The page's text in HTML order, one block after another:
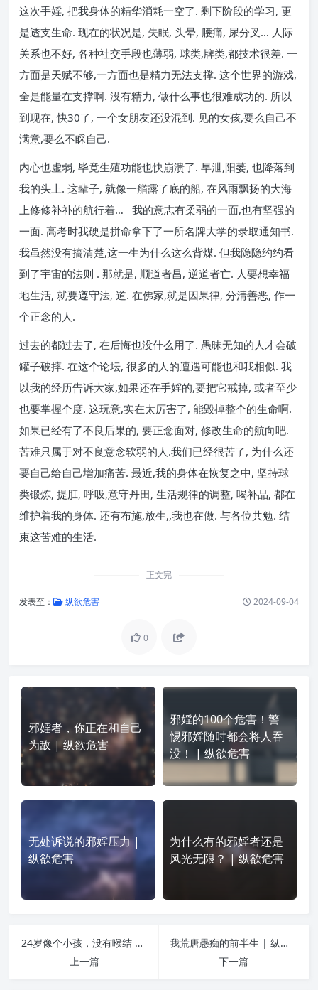
这次手婬, 把我身体的精华消耗一空了. 剩下阶段的学习, 更
是透支生命. 现在的状况是, 失眠, 头晕, 腰痛, 尿分叉… 人际
关系也不好, 各种社交手段也薄弱, 球类,牌类,都技术很差. 一
方面是天赋不够,一方面也是精力无法支撑. 这个世界的游戏,
全是能量在支撑啊. 没有精力, 做什么事也很难成功的. 所以
到现在, 快30了, 一个女朋友还没混到. 见的女孩,要么自己不
满意,要么不睬自己.
内心也虚弱, 毕竟生殖功能也快崩溃了. 早泄,阳萎, 也降落到
我的头上. 这辈子, 就像一艏露了底的船, 在风雨飘扬的大海
上修修补补的航行着… 我的意志有柔弱的一面,也有坚强的
一面. 高考时我硬是拼命拿下了一所名牌大学的录取通知书.
我虽然没有搞清楚,这一生为什么这么背煤. 但我隐隐约约看
到了宇宙的法则 . 那就是, 顺道者昌, 逆道者亡. 人要想幸福
地生活, 就要遵守法, 道. 在佛家,就是因果律, 分清善恶, 作一
个正念的人.
过去的都过去了, 在后悔也没什么用了. 愚昧无知的人才会破
罐子破摔. 在这个论坛, 很多的人的遭遇可能也和我相似. 我
以我的经历告诉大家,如果还在手婬的,要把它戒掉, 或者至少
也要掌握个度. 这玩意,实在太厉害了, 能毁掉整个的生命啊.
如果已经有了不良后果的, 要正念面对, 修改生命的航向吧.
苦难只属于对不良意念软弱的人.我们已经很苦了, 为什么还
要自己给自己增加痛苦. 最近,我的身体在恢复之中, 坚持球
类锻炼, 提肛, 呼吸,意守丹田, 生活规律的调整, 喝补品, 都在
维护着我的身体. 还有布施,放生,,我也在做. 与各位共勉. 结
束这苦难的生活.
正文完
发表至： 纵欲危害 2024-09-04
0
邪婬者，你正在和自己
为敌 | 纵欲危害
邪婬的100个危害！警
惕邪婬随时都会将人吞
没！ | 纵欲危害
无处诉说的邪婬压力 |
纵欲危害
为什么有的邪婬者还是
风光无限？ | 纵欲危害
24岁像个小孩，没有喉结 | 纵欲危害
上一篇
我荒唐愚痴的前半生 | 纵欲危害
下一篇